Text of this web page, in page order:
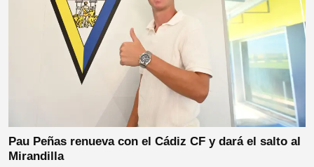
Pau Peñas renueva con el Cádiz CF y dará el salto al
Mirandilla